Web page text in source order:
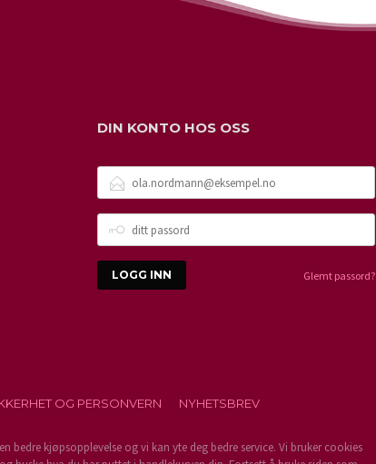
DIN KONTO HOS OSS
POSTADRESSE
PASSORD
Glemt passord?
OG PERSONVERN NYHETSBREV
bedre kjøpsopplevelse og vi kan yte deg bedre service. Vi bruker cookies